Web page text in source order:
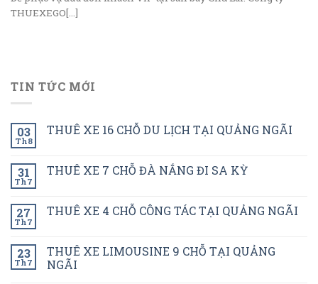
THUEXEGO[...]
TIN TỨC MỚI
03
Th8
THUÊ XE 16 CHỖ DU LỊCH TẠI QUẢNG NGÃI
31
Th7
THUÊ XE 7 CHỖ ĐÀ NẮNG ĐI SA KỲ
27
Th7
THUÊ XE 4 CHỖ CÔNG TÁC TẠI QUẢNG NGÃI
23
Th7
THUÊ XE LIMOUSINE 9 CHỖ TẠI QUẢNG
NGÃI